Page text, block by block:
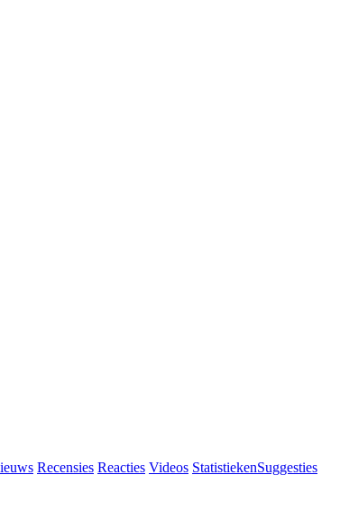
Recensies Reacties Videos StatistiekenSuggesties